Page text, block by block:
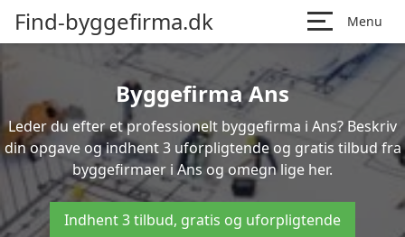
Find-byggefirma.dk Menu
Byggefirma Ans
Leder du efter et professionelt byggefirma i Ans? Beskriv
din opgave og indhent 3 uforpligtende og gratis tilbud fra
byggefirmaer i Ans og omegn lige her.
Indhent 3 tilbud, gratis og uforpligtende